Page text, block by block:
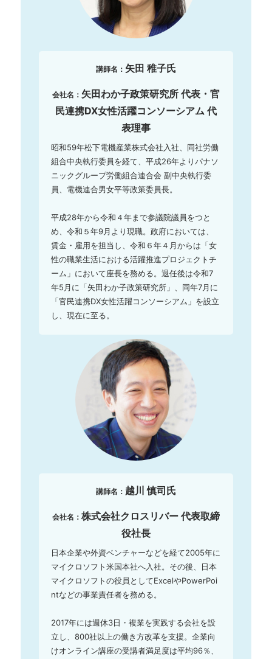
講師名： 矢田 稚子氏
会社名： 矢田わか子政策研究所 代表・官
民連携DX女性活躍コンソーシアム 代
表理事
昭和59年松下電機産業株式会社入社、同社労働
組合中央執行委員を経て、平成26年よりパナソ
ニックグループ労働組合連合会 副中央執行委
員、電機連合男女平等政策委員長。
平成28年から令和４年まで参議院議員をつと
め、令和５年9月より現職。政府においては、
賃金・雇用を担当し、令和６年４月からは「女
性の職業生活における活躍推進プロジェクトチ
ーム」において座長を務める。退任後は令和7
年5月に「矢田わか子政策研究所」、同年7月に
「官民連携DX女性活躍コンソーシアム」を設立
し、現在に至る。
講師名： 越川 慎司氏
会社名： 株式会社クロスリバー 代表取締
役社長
日本企業や外資ベンチャーなどを経て2005年に
マイクロソフト米国本社へ入社。その後、日本
マイクロソフトの役員としてExcelやPowerPoi
ntなどの事業責任者を務める。
2017年には週休3日・複業を実践する会社を設
立し、800社以上の働き方改革を支援。企業向
けオンライン講座の受講者満足度は平均96％、